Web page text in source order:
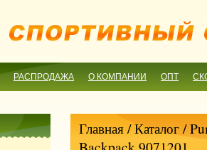
РАСПРОДАЖА О КОМПАНИИ ОПТ
Главная/ Каталог /